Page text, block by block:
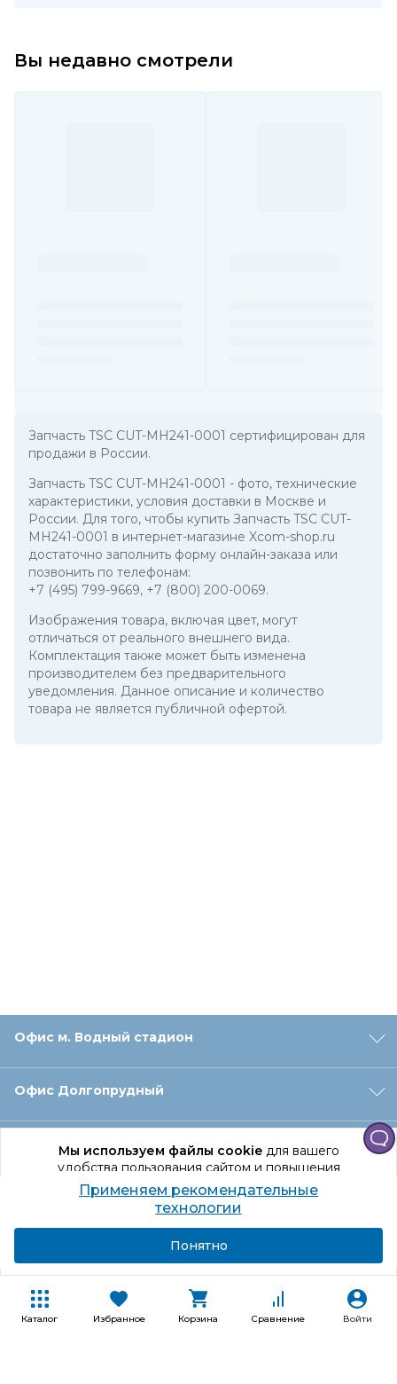
Каталог Избранное Корзина Сравнение Войти
Мы используем файлы cookieдля вашего
удобства пользования сайтом и повышения
качества рекомендаций.
Продолжая использование сайта, вы даете
согласие на обработку персональных данных
Вы недавно смотрели
Запчасть TSC CUT-MH241-0001 сертифицирован для
продажи в России.
Запчасть TSC CUT-MH241-0001 - фото, технические
характеристики, условия доставки в Москве и
России. Для того, чтобы купить Запчасть TSC CUT-
MH241-0001 в интернет-магазине Xcom-shop.ru
достаточно заполнить форму онлайн-заказа или
позвонить по телефонам:
+7 (495) 799-9669, +7 (800) 200-0069.
Изображения товара, включая цвет, могут
отличаться от реального внешнего вида.
Комплектация также может быть изменена
производителем без предварительного
уведомления. Данное описание и количество
товара не является публичной офертой.
Офис м. Водный стадион
Офис Долгопрудный
Офис Санкт‑Петербург
Оформление заказа
Покупателям
Применяем рекомендательные
технологии
Понятно